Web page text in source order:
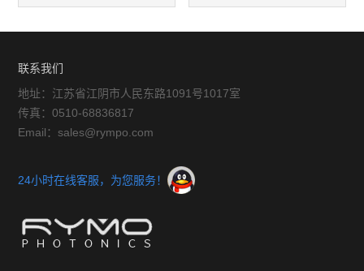
联系我们
地址：江苏省江阴市人民东路1091号1017室
传真：0510-68836817
Email：sales@rympo.com
24小时在线客服，为您服务！